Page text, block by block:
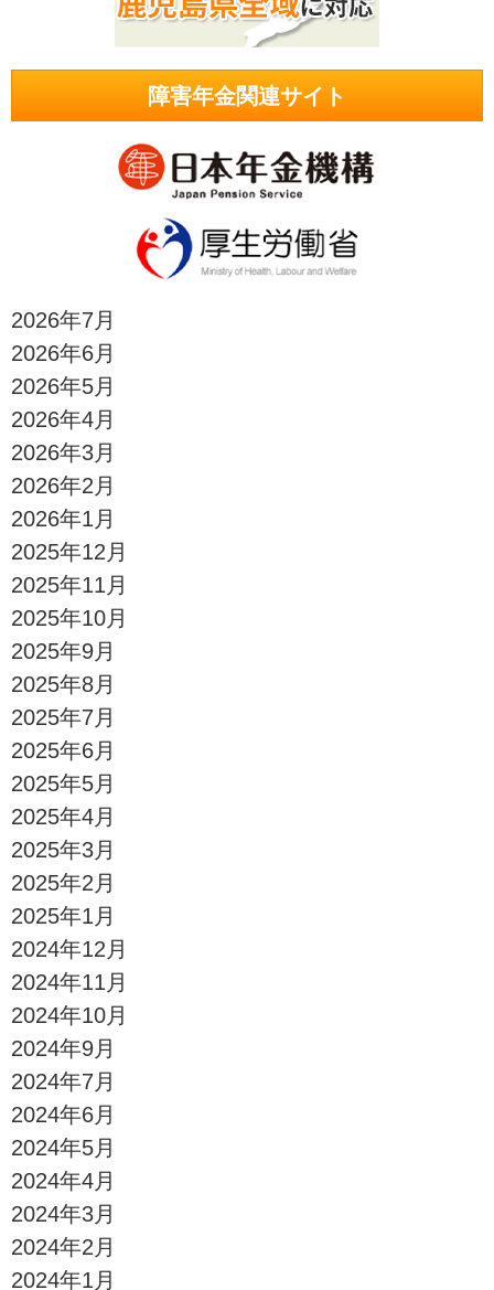
障害年金関連サイト
2026年7月
2026年6月
2026年5月
2026年4月
2026年3月
2026年2月
2026年1月
2025年12月
2025年11月
2025年10月
2025年9月
2025年8月
2025年7月
2025年6月
2025年5月
2025年4月
2025年3月
2025年2月
2025年1月
2024年12月
2024年11月
2024年10月
2024年9月
2024年7月
2024年6月
2024年5月
2024年4月
2024年3月
2024年2月
2024年1月